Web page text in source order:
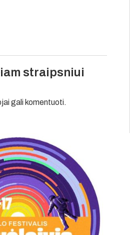
straipsniui
gali komentuoti.